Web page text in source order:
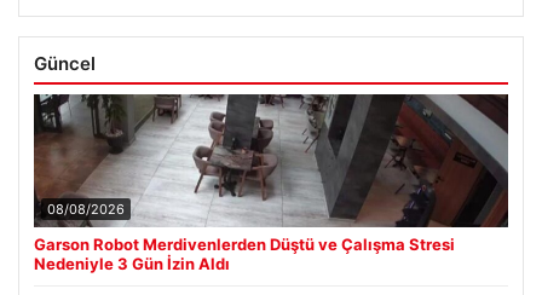
Güncel
08/08/2026
Garson Robot Merdivenlerden Düştü ve Çalışma Stresi
Nedeniyle 3 Gün İzin Aldı